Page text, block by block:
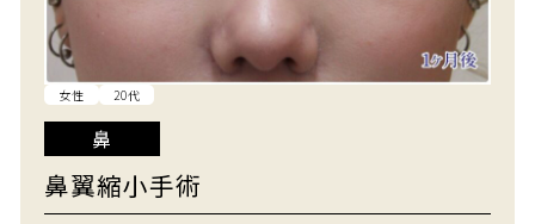
女性 20代
鼻
鼻翼縮小手術